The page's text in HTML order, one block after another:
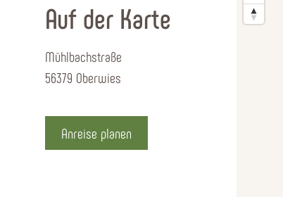
Auf der Karte
Mühlbachstraße
56379 Oberwies
Anreise planen